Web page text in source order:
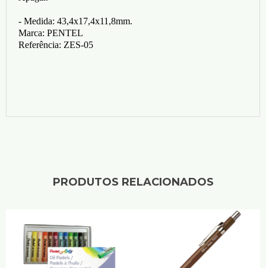
- Medida: 43,4x17,4x11,8mm.
Marca: PENTEL
Referência: ZES-05
PRODUTOS RELACIONADOS